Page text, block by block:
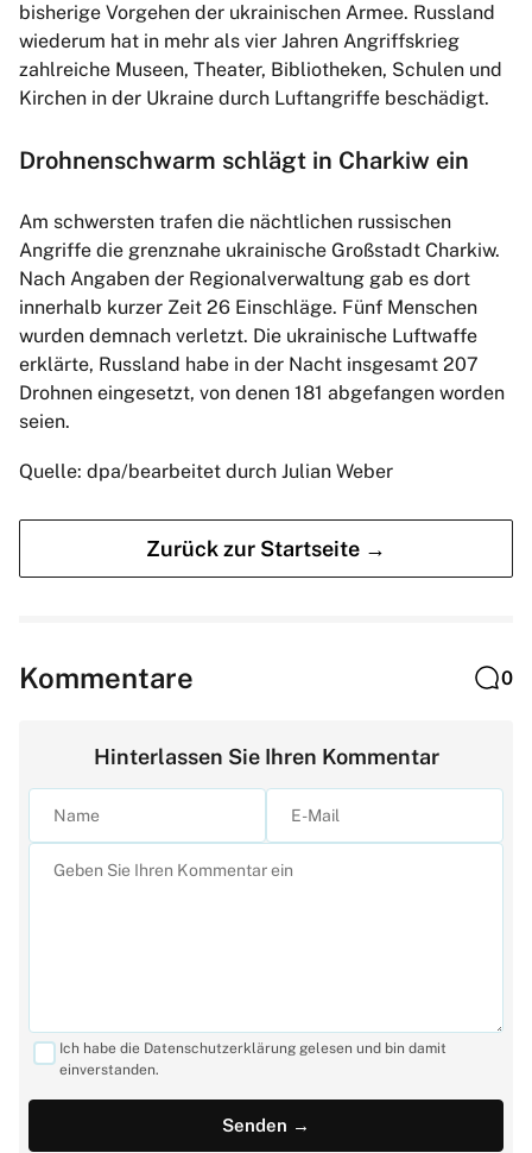
bisherige Vorgehen der ukrainischen Armee. Russland
wiederum hat in mehr als vier Jahren Angriffskrieg
zahlreiche Museen, Theater, Bibliotheken, Schulen und
Kirchen in der Ukraine durch Luftangriffe beschädigt.
Drohnenschwarm schlägt in Charkiw ein
Am schwersten trafen die nächtlichen russischen
Angriffe die grenznahe ukrainische Großstadt Charkiw.
Nach Angaben der Regionalverwaltung gab es dort
innerhalb kurzer Zeit 26 Einschläge. Fünf Menschen
wurden demnach verletzt. Die ukrainische Luftwaffe
erklärte, Russland habe in der Nacht insgesamt 207
Drohnen eingesetzt, von denen 181 abgefangen worden
seien.
Quelle: dpa/bearbeitet durch Julian Weber
Zurück zur Startseite →
Kommentare 0
Hinterlassen Sie Ihren Kommentar
Ich habe die Datenschutzerklärung gelesen und bin damit
einverstanden.